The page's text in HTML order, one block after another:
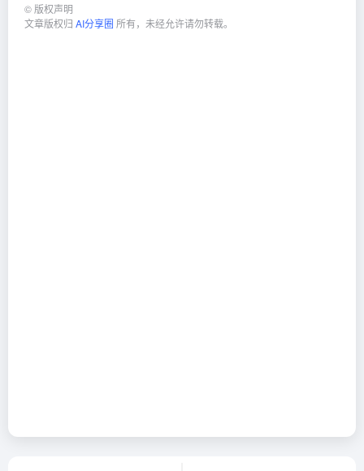
© 版权声明
文章版权归 AI分享圈 所有，未经允许请勿转载。